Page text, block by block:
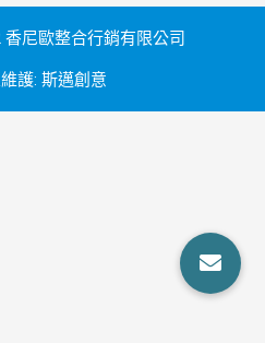
香尼歐整合行銷有限公司
護: 斯邁創意